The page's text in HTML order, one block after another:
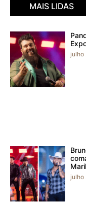
MAIS LIDAS
julho
julho